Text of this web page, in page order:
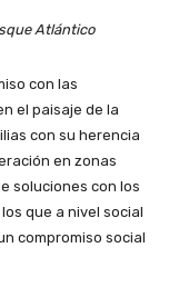
Atlántico
con las
el paisaje de la
con su herencia
en zonas
soluciones con los
que a nivel social
compromiso social